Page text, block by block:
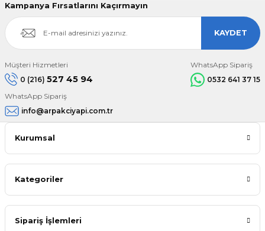
Kampanya Fırsatlarını Kaçırmayın
KAYDET
Müşteri Hizmetleri
0 (216) 527 45 94
WhatsApp Sipariş
0532 641 37 15
WhatsApp Sipariş
info@arpakciyapi.com.tr
Kurumsal
Kategoriler
Sipariş İşlemleri